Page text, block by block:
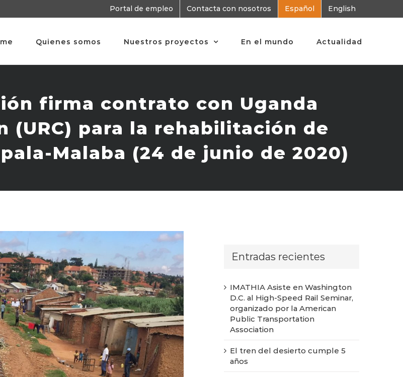
Portal de empleo Contacta con nosotros Español English
Quienes somos Nuestros proyectos En el mundo Actualidad
firma contrato con Uganda
(URC) para la rehabilitación de
Malaba (24 de junio de 2020)
Entradas recientes
IMATHIA Asiste en Washington
D.C. al High-Speed Rail Seminar,
organizado por la American
Public Transportation
Association
El tren del desierto cumple 5
años